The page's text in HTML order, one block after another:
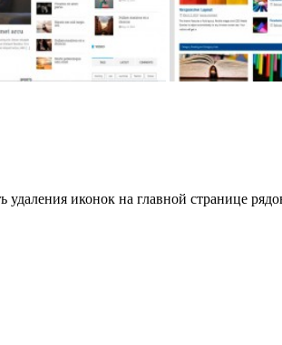
удаления иконок на главной странице